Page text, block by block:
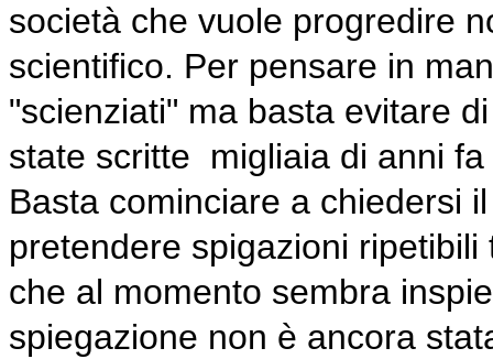
società che vuole progredire
scientifico. Per pensare in
"scienziati" ma basta evitare
state scritte migliaia di anni
Basta cominciare a chiedersi
pretendere spigazioni
che al momento sembra
spiegazione non è ancora